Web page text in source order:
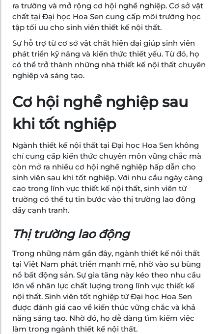
ra trường và mở rộng cơ hội nghề nghiệp. Cơ sở vật
chất tại Đại học Hoa Sen cung cấp môi trường học
tập tối ưu cho sinh viên thiết kế nội thất.
Sự hỗ trợ từ cơ sở vật chất hiện đại giúp sinh viên
phát triển kỹ năng và kiến thức thiết yếu. Từ đó, họ
có thể trở thành những nhà thiết kế nội thất chuyên
nghiệp và sáng tạo.
Cơ hội nghề nghiệp sau
khi tốt nghiệp
Ngành thiết kế nội thất tại Đại học Hoa Sen không
chỉ cung cấp kiến thức chuyên môn vững chắc mà
còn mở ra nhiều cơ hội nghề nghiệp hấp dẫn cho
sinh viên sau khi tốt nghiệp. Với nhu cầu ngày càng
cao trong lĩnh vực thiết kế nội thất, sinh viên từ
trường có thể tự tin bước vào thị trường lao động
đầy cạnh tranh.
Thị trường lao động
Trong những năm gần đây, ngành thiết kế nội thất
tại Việt Nam phát triển mạnh mẽ, nhờ vào sự bùng
nổ bất động sản. Sự gia tăng này kéo theo nhu cầu
lớn về nhân lực chất lượng trong lĩnh vực thiết kế
nội thất. Sinh viên tốt nghiệp từ Đại học Hoa Sen
được đánh giá cao về kiến thức vững chắc và khả
năng sáng tạo. Nhờ đó, họ dễ dàng tìm kiếm việc
làm trong ngành thiết kế nội thất.